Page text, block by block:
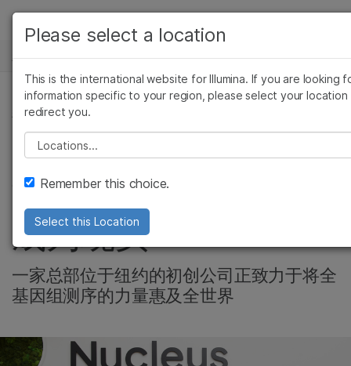
Skip to content
解决方案
学习
公司
支持
推荐内容链接
新闻中心
精准健康, 群体基因组学
Nucleus Genomics
致力推动个性化医疗
成为现实
一家总部位于纽约的初创公司正致力于将全
基因组测序的力量惠及全世界
查看更多相关内容。选择您感兴趣的领域:
癌症研究
微生物学
农业基因组学
复杂疾病
临床肿瘤学
遗传病和罕见病
Please select a location
This is the international website for Illumina. If you are looking
information specific to your region, please select your location
redirect you.
Please select a location
Remember this choice.
Select this Location